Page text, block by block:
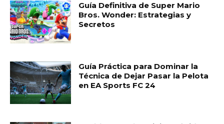
Guía Definitiva de Super Mario
Bros. Wonder: Estrategias y
Secretos
Guía Práctica para Dominar la
Técnica de Dejar Pasar la Pelota
en EA Sports FC 24